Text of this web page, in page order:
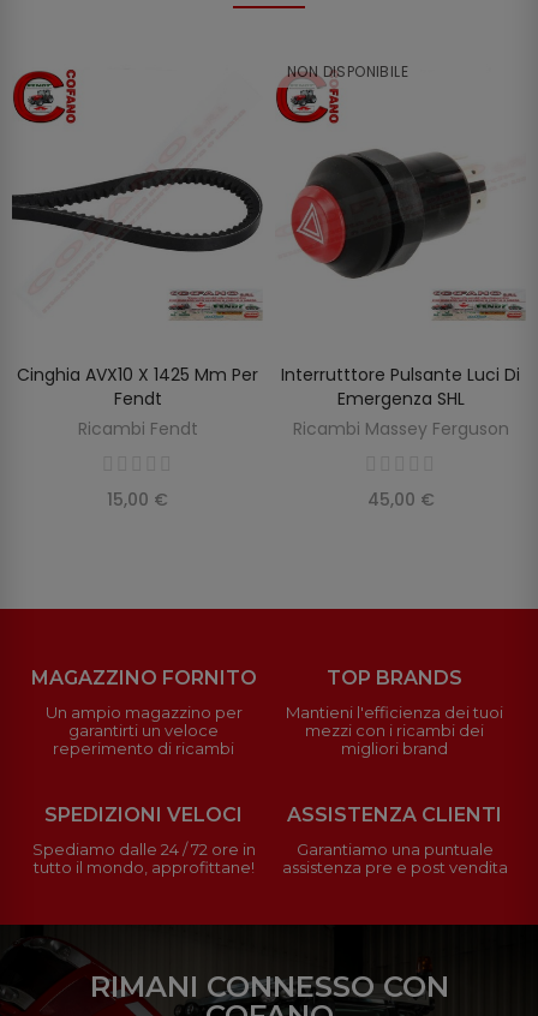
AGGIUNGI AL CARRELLO
Cinghia AVX10 X 1425 Mm Per
Fendt
Ricambi Fendt
15,00 €
NON DISPONIBILE
SCOPRIRE
Interrutttore Pulsante Luci Di
Emergenza SHL
Ricambi Massey Ferguson
45,00 €
MAGAZZINO FORNITO
Un ampio magazzino per
garantirti un veloce
reperimento di ricambi
TOP BRANDS
Mantieni l'efficienza dei tuoi
mezzi con i ricambi dei
migliori brand
SPEDIZIONI VELOCI
Spediamo dalle 24 / 72 ore in
tutto il mondo, approfittane!
ASSISTENZA CLIENTI
Garantiamo una puntuale
assistenza pre e post vendita
RIMANI CONNESSO CON